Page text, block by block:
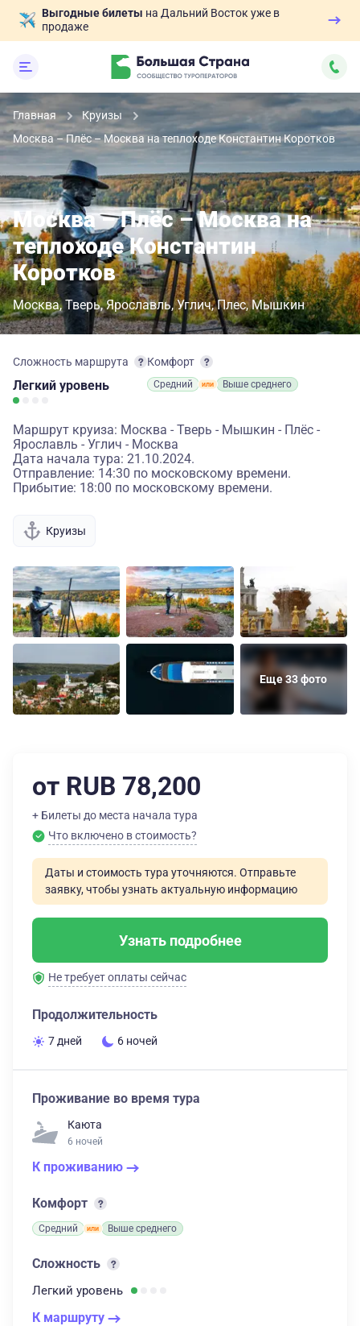
Выгодные билеты на Дальний Восток уже в
продаже
Главная
Круизы
Москва – Плёс – Москва на теплоходе Константин Коротков
Москва – Плёс – Москва на
теплоходе Константин
Коротков
Москва Тверь Ярославль Углич Плес Мышкин
Сложность маршрута
Легкий уровень
Комфорт
Средний Выше среднего
Маршрут круиза: Москва - Тверь - Мышкин - Плёс -
Ярославль - Углич - Москва
Дата начала тура: 21.10.2024.
Отправление: 14:30 по московскому времени.
Прибытие: 18:00 по московскому времени.
Круизы
Еще 33 фото
от RUB 78,200
+ Билеты до места начала тура
Что включено в стоимость?
Даты и стоимость тура уточняются. Отправьте
заявку, чтобы узнать актуальную информацию
Узнать подробнее
Не требует оплаты сейчас
Продолжительность
7 дней 6 ночей
Проживание во время тура
Каюта
6 ночей
К проживанию
Комфорт
Средний Выше среднего
Сложность
Легкий уровень
К маршруту